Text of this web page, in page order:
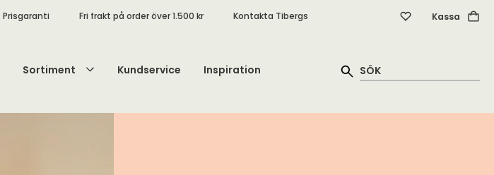
Prisgaranti Fri frakt på order över 1.500 kr Kontakta Tibergs Kassa
Sortiment Kundservice Inspiration